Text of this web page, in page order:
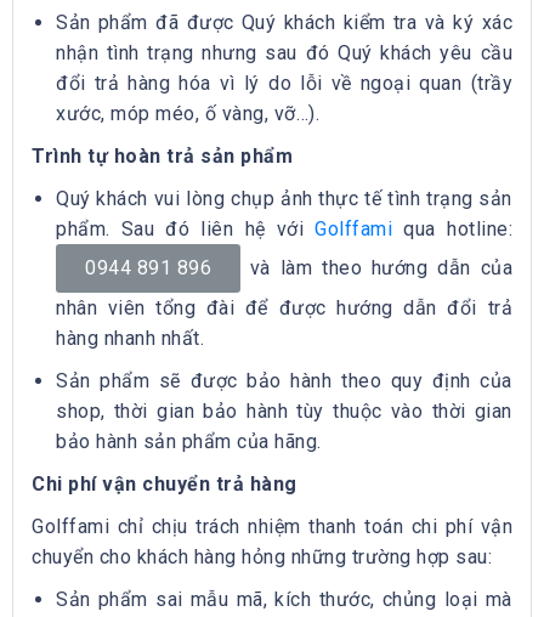
Sản phẩm đã được Quý khách kiểm tra và ký xác
nhận tình trạng nhưng sau đó Quý khách yêu cầu
đổi trả hàng hóa vì lý do lỗi về ngoại quan (trầy
xước, móp méo, ố vàng, vỡ…).
Trình tự hoàn trả sản phẩm
Quý khách vui lòng chụp ảnh thực tế tình trạng sản
phẩm. Sau đó liên hệ vớiGolffami qua hotline:
0944 891 896
và làm theo hướng dẫn của
nhân viên tổng đài để được hướng dẫn đổi trả
hàng nhanh nhất.
Sản phẩm sẽ được bảo hành theo quy định của
shop, thời gian bảo hành tùy thuộc vào thời gian
bảo hành sản phẩm của hãng.
Chi phí vận chuyển trả hàng
Golffami chỉ chịu trách nhiệm thanh toán chi phí vận
chuyển cho khách hàng hỏng những trường hợp sau:
Sản phẩm sai mẫu mã, kích thước, chủng loại mà